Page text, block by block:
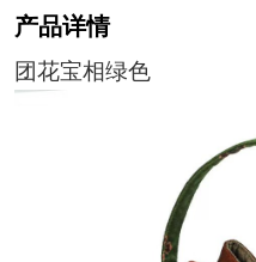
舞水涌如意
茶事包
产品详情
团花宝相绿色